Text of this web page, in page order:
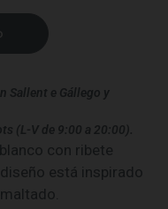
Sallent e Gállego y
(L-V de 9:00 a 20:00).
con ribete
está inspirado